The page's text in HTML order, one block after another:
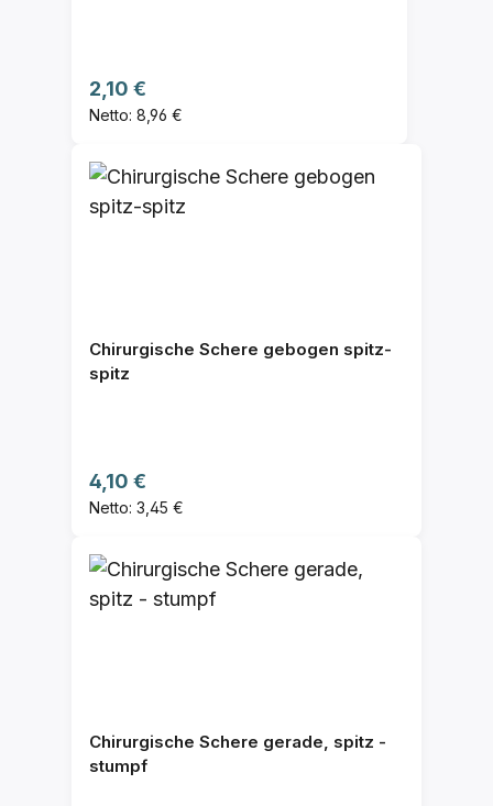
Regulärer Preis:
2,10 €
Netto: 8,96 €
Chirurgische Schere gebogen spitz-
spitz
Regulärer Preis:
4,10 €
Netto: 3,45 €
Chirurgische Schere gerade, spitz -
stumpf